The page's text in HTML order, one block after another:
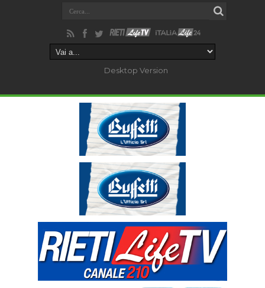
Desktop Version